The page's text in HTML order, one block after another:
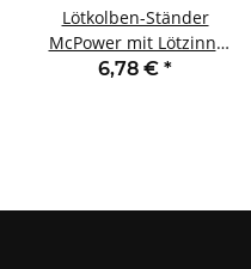
Lötkolben-Ständer
McPower mit Lötzinn-
Abstreifer
6,78 € *